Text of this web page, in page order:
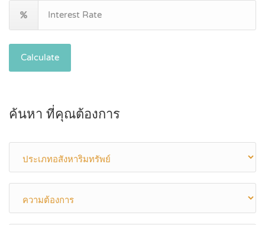
Calculate
ค้นหา ที่คุณต้องการ